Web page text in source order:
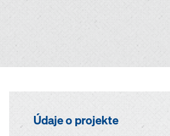
Údaje o projekte